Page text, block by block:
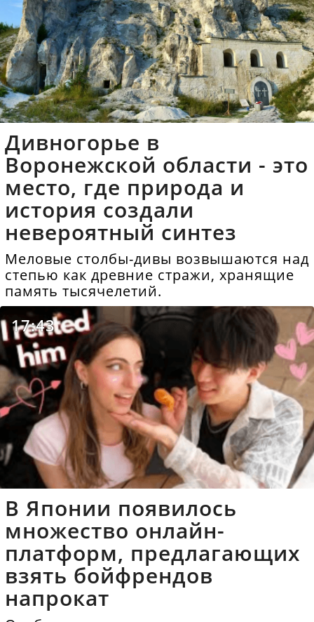
Дивногорье в
Воронежской области - это
место, где природа и
история создали
невероятный синтез
Меловые столбы-дивы возвышаются над
степью как древние стражи, хранящие
память тысячелетий.
17:43
В Японии появилось
множество онлайн-
платформ, предлагающих
взять бойфрендов
напрокат